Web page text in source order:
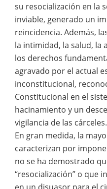
su resocialización en la
inviable, generado un
reincidencia. Además,
la intimidad, la salud, la
los derechos
agravado por el actual
inconstitucional,
Constitucional en el
hacinamiento y un
vigilancia de las cárceles.
En gran medida, la
caracterizan por
no se ha demostrado
“resocialización” o que